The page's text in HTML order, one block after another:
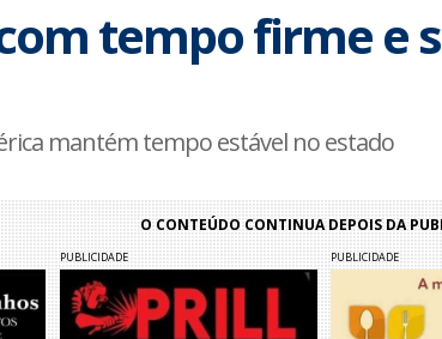
tempo firme e
mantém tempo estável no estado
O CONTEÚDO CONTINUA DEPOIS DA
PUBLICIDADE PUBLICIDADE